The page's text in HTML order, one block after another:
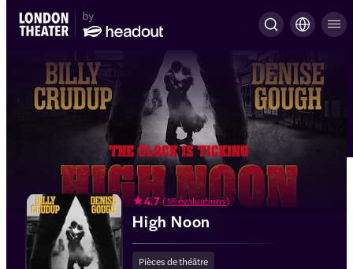
4.7 (18 évaluations)
High Noon
Pièces de théâtre